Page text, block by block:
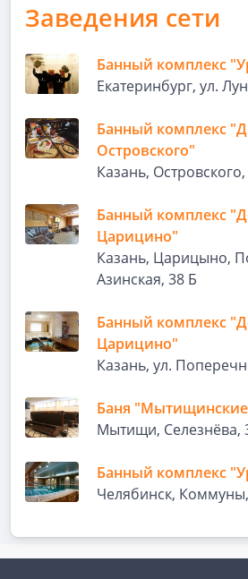
Заведения сети
Банный комплекс
Екатеринбург, ул.
Банный комплекс
Островского"
Казань,
Банный комплекс
Царицино"
Казань, Царицыно,
Азинская, 38 Б
Банный комплекс
Царицино"
Казань, ул.
Баня
Мытищи, Селезнёва,
Банный комплекс
Челябинск,